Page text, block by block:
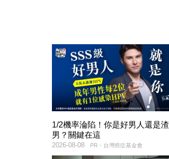
1/2機率淪陷！你是好男人還是渣
男？關鍵在這
PR・台灣癌症基金會
2026-08-08